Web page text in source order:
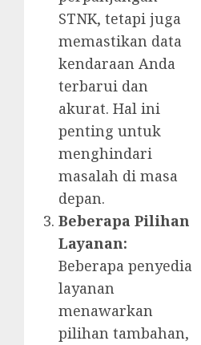
STNK, tetapi juga
memastikan data
kendaraan Anda
terbarui dan
akurat. Hal ini
penting untuk
menghindari
masalah di masa
depan.
Beberapa Pilihan
Layanan:
Beberapa penyedia
layanan
menawarkan
pilihan tambahan,